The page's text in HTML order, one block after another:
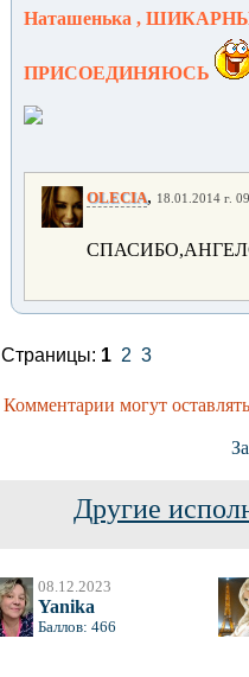
Наташенька ,
ПРИСОЕДИНЯЮСЬ
OLECIA, 18.01.2014 г.
Страницы: 1 2 3
Комментарии могут
Другие
08.12.2023
Yanika
Баллов: 466